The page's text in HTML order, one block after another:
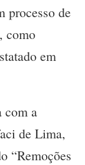
processo de
como
em
com a
de Lima,
“Remoções